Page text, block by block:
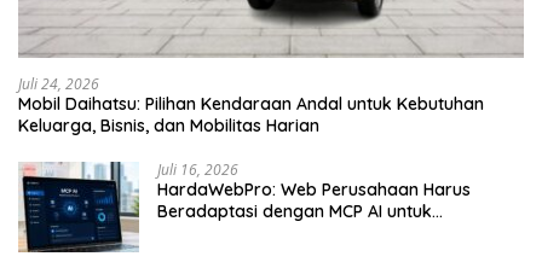
Juli 24, 2026
Mobil Daihatsu: Pilihan Kendaraan Andal untuk Kebutuhan
Keluarga, Bisnis, dan Mobilitas Harian
Juli 16, 2026
HardaWebPro: Web Perusahaan Harus
Beradaptasi dengan MCP AI untuk